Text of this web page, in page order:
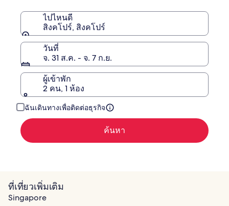
ไปไหนดี
สิงคโปร์, สิงคโปร์
วันที่
จ. 31 ส.ค. - จ. 7 ก.ย.
ผู้เข้าพัก
2 คน, 1 ห้อง
ฉันเดินทางเพื่อติดต่อธุรกิจ
ค้นหา
ที่เที่ยวเพิ่มเติม
Singapore